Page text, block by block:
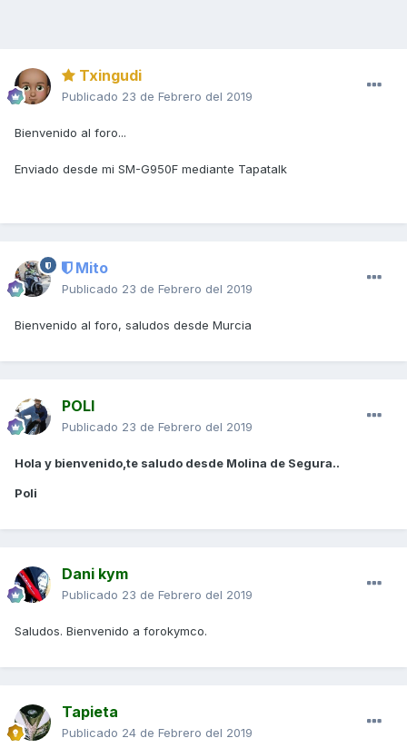
Txingudi
Publicado 23 de Febrero del 2019
Bienvenido al foro...
Enviado desde mi SM-G950F mediante Tapatalk
Mito
Publicado 23 de Febrero del 2019
Bienvenido al foro, saludos desde Murcia
POLI
Publicado 23 de Febrero del 2019
Hola y bienvenido,te saludo desde Molina de Segura..
Poli
Dani kym
Publicado 23 de Febrero del 2019
Saludos. Bienvenido a forokymco.
Tapieta
Publicado 24 de Febrero del 2019